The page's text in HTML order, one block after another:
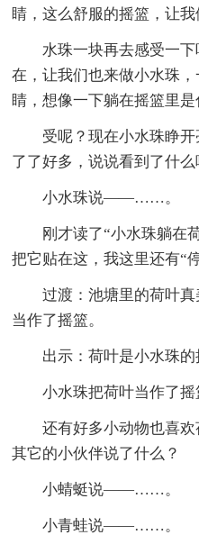
睛，这么舒服的摇篮，让
水珠一块再去感受一下
在，让我们也来做小水珠
睛，想像一下躺在摇篮里
受呢？现在小水珠睁开
了了好多，说说看到了什么
小水珠说——……。
刚才读了“小水珠躺在荷
把它贴在这，我这里还有“
过渡：池塘里的荷叶真
当作了摇篮。
出示：荷叶是小水珠的
小水珠把荷叶当作了摇
还有好多小动物也喜欢
其它的小伙伴说了什么？
小蜻蜓说——……。
小青蛙说——……。